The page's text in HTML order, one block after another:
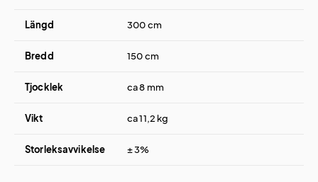
Längd 300 cm
Bredd 150 cm
Tjocklek ca 8 mm
Vikt ca 11,2 kg
Storleksavvikelse ± 3%